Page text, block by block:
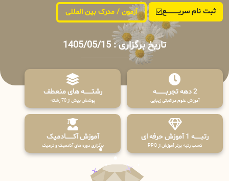
ثبت نام سریــــــــــــع آزمون / مدرک بین المللی
تاریخ برگزاری : 1405/05/15
2 دهه تجربـــــــــه
آموزش علوم مراقبتی زیبایی
رشتـــــــه های منعطف
پوشش بیش از 70 رشته
رتبــــــه 1 آموزش حرفه ای
کسب رتبه برتر آموزش از PPQ
آموزش آکـــــــادمیک
برگزاری دوره های آکادمیک و ترمیک